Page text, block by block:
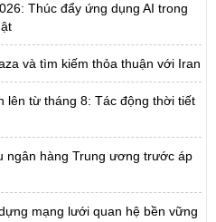
Thúc đẩy ứng dụng AI trong
và tìm kiếm thỏa thuận với Iran
lên từ tháng 8: Tác động thời tiết
ngân hàng Trung ương trước áp
mạng lưới quan hệ bền vững